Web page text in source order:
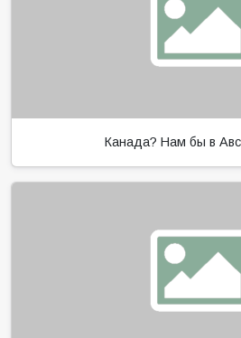
Канада? Нам бы в